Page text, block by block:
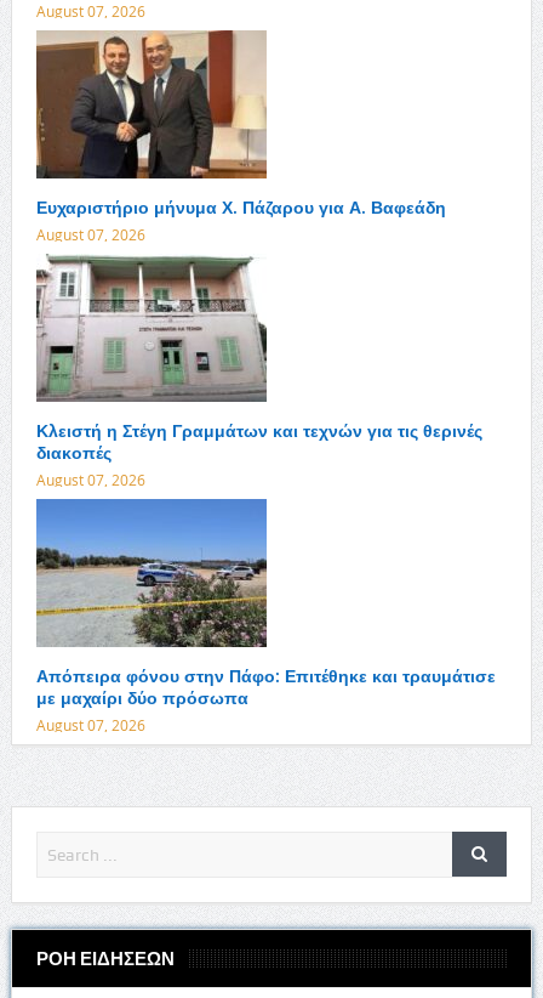
August 07, 2026
Ευχαριστήριο μήνυμα Χ. Πάζαρου για Α. Βαφεάδη
August 07, 2026
Κλειστή η Στέγη Γραμμάτων και τεχνών για τις θερινές
διακοπές
August 07, 2026
Απόπειρα φόνου στην Πάφο: Επιτέθηκε και τραυμάτισε
με μαχαίρι δύο πρόσωπα
August 07, 2026
ΡΟΗ ΕΙΔΗΣΕΩΝ